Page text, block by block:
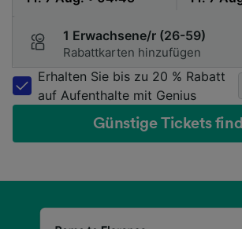
1 Erwachsene/r (26-59)
Rabattkarten hinzufügen
Erhalten Sie bis zu 20 % Rabatt
auf Aufenthalte mit Genius
Günstige Tickets